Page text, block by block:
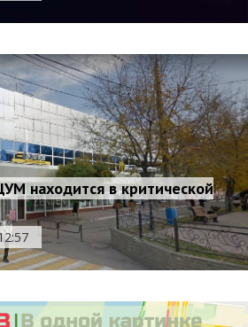
находится в критической